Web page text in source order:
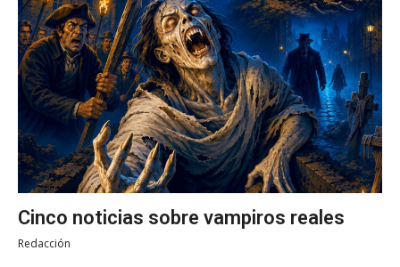
Cinco noticias sobre vampiros reales
Redacción